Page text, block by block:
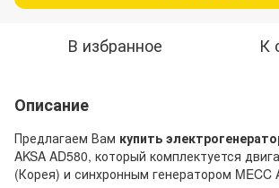
В избранное К
Описание
Предлагаем Вам купить
AKSA AD580, который комплектуется
(Корея) и синхронным генератором MECC